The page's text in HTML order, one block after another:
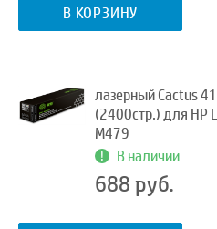
В КОРЗИНУ
лазерный Cactus
(2400стр.) для HP
M479
В наличии
688 руб.